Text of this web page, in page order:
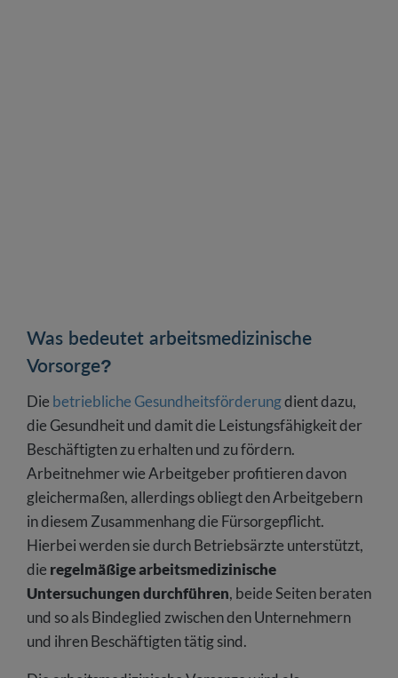
Was bedeutet arbeitsmedizinische
Vorsorge?
Die betriebliche Gesundheitsförderungdient dazu,
die Gesundheit und damit die Leistungsfähigkeit der
Beschäftigten zu erhalten und zu fördern.
Arbeitnehmer wie Arbeitgeber profitieren davon
gleichermaßen, allerdings obliegt den Arbeitgebern
in diesem Zusammenhang die Fürsorgepflicht.
Hierbei werden sie durch Betriebsärzte unterstützt,
die regelmäßige arbeitsmedizinische
Untersuchungen durchführen, beide Seiten beraten
und so als Bindeglied zwischen den Unternehmern
und ihren Beschäftigten tätig sind.